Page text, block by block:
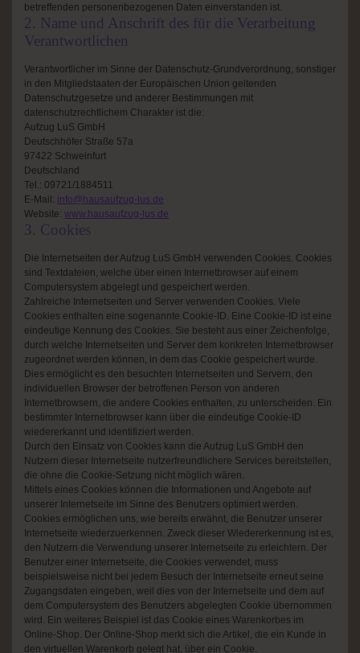
betreffenden personenbezogenen Daten einverstanden ist.
2. Name und Anschrift des für die Verarbeitung
Verantwortlichen
Verantwortlicher im Sinne der Datenschutz-Grundverordnung, sonstiger
in den Mitgliedstaaten der Europäischen Union geltenden
Datenschutzgesetze und anderer Bestimmungen mit
datenschutzrechtlichem Charakter ist die:
Aufzug LuS GmbH
Deutschhöfer Straße 57a
97422 Schweinfurt
Deutschland
Tel.: 09721/1884511
E-Mail: info@hausaufzug-lus.de
Website: www.hausaufzug-lus.de
3. Cookies
Die Internetseiten der Aufzug LuS GmbH verwenden Cookies. Cookies
sind Textdateien, welche über einen Internetbrowser auf einem
Computersystem abgelegt und gespeichert werden.
Zahlreiche Internetseiten und Server verwenden Cookies. Viele
Cookies enthalten eine sogenannte Cookie-ID. Eine Cookie-ID ist eine
eindeutige Kennung des Cookies. Sie besteht aus einer Zeichenfolge,
durch welche Internetseiten und Server dem konkreten Internetbrowser
zugeordnet werden können, in dem das Cookie gespeichert wurde.
Dies ermöglicht es den besuchten Internetseiten und Servern, den
individuellen Browser der betroffenen Person von anderen
Internetbrowsern, die andere Cookies enthalten, zu unterscheiden. Ein
bestimmter Internetbrowser kann über die eindeutige Cookie-ID
wiedererkannt und identifiziert werden.
Durch den Einsatz von Cookies kann die Aufzug LuS GmbH den
Nutzern dieser Internetseite nutzerfreundlichere Services bereitstellen,
die ohne die Cookie-Setzung nicht möglich wären.
Mittels eines Cookies können die Informationen und Angebote auf
unserer Internetseite im Sinne des Benutzers optimiert werden.
Cookies ermöglichen uns, wie bereits erwähnt, die Benutzer unserer
Internetseite wiederzuerkennen. Zweck dieser Wiedererkennung ist es,
den Nutzern die Verwendung unserer Internetseite zu erleichtern. Der
Benutzer einer Internetseite, die Cookies verwendet, muss
beispielsweise nicht bei jedem Besuch der Internetseite erneut seine
Zugangsdaten eingeben, weil dies von der Internetseite und dem auf
dem Computersystem des Benutzers abgelegten Cookie übernommen
wird. Ein weiteres Beispiel ist das Cookie eines Warenkorbes im
Online-Shop. Der Online-Shop merkt sich die Artikel, die ein Kunde in
den virtuellen Warenkorb gelegt hat, über ein Cookie.